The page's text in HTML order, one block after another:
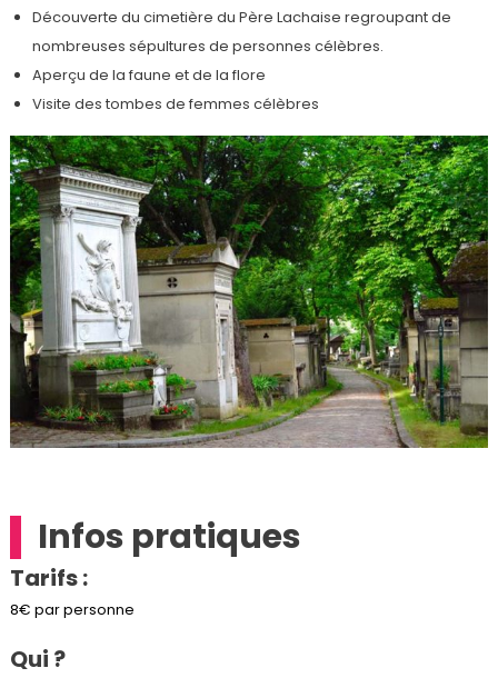
Découverte du cimetière du Père Lachaise regroupant de
nombreuses sépultures de personnes célèbres.
Aperçu de la faune et de la flore
Visite des tombes de femmes célèbres
Infos pratiques
Tarifs :
8€ par personne
Qui ?